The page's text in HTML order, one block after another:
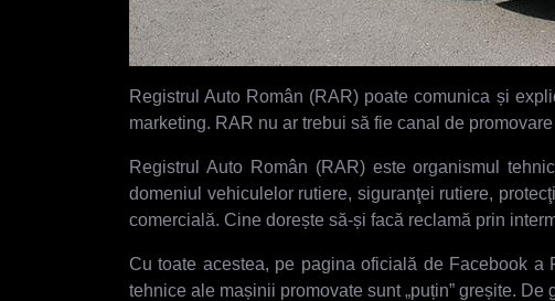
Registrul Auto Român (RAR) poate comunica și
marketing. RAR nu ar trebui să fie canal de
Registrul Auto Român (RAR) este organismul
domeniul vehiculelor rutiere, siguranţei rutiere,
comercială. Cine dorește să-și facă reclamă prin
Cu toate acestea, pe pagina oficială de Facebook a
tehnice ale mașinii promovate sunt „puțin” greșite.